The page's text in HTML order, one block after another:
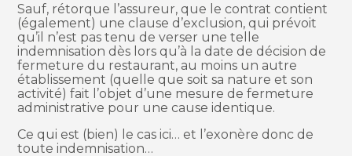
Sauf, rétorque l’assureur, que le contrat contient
(également) une clause d’exclusion, qui prévoit
qu’il n’est pas tenu de verser une telle
indemnisation dès lors qu’à la date de décision de
fermeture du restaurant, au moins un autre
établissement (quelle que soit sa nature et son
activité) fait l’objet d’une mesure de fermeture
administrative pour une cause identique.
Ce qui est (bien) le cas ici… et l’exonère donc de
toute indemnisation…